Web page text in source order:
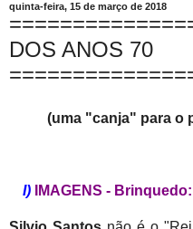
quinta-feira, 15 de março de 2018
DOS ANOS 70
(uma "canja" para o
I) IMAGENS -